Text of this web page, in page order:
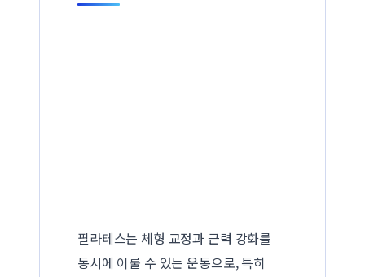
필라테스는 체형 교정과 근력 강화를
동시에 이룰 수 있는 운동으로, 특히